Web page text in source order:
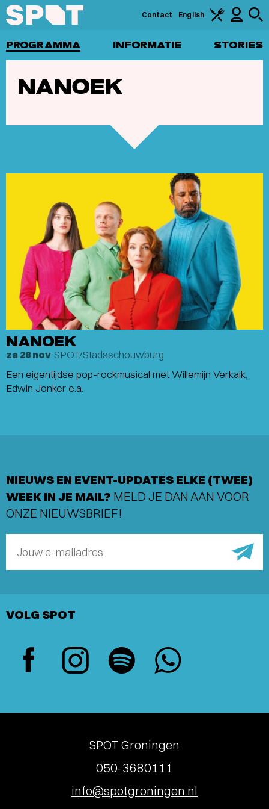
PROGRAMMA INFORMATIE STORIES
Contact English
NANOEK
NANOEK
za 28 nov SPOT/Stadsschouwburg
Een eigentijdse pop-rockmusical met Willemijn Verkaik,
Edwin Jonker e.a.
NIEUWS EN EVENT-UPDATES ELKE (TWEE)
WEEK IN JE MAIL? MELD JE DAN AAN VOOR
ONZE NIEUWSBRIEF!
Jouw e-mailadres
VOLG SPOT
SPOT Groningen
050-3680111
info@spotgroningen.nl